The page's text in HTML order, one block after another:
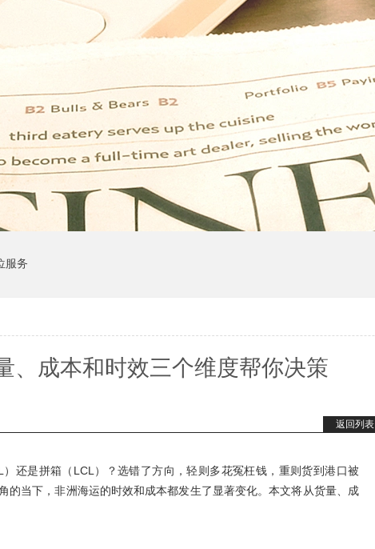
服务
、成本和时效三个维度帮你决策
返回列表
还是拼箱（LCL）？选错了方向，轻则多花冤枉钱，重则货到港口被
当下，非洲海运的时效和成本都发生了显著变化。本文将从货量、成